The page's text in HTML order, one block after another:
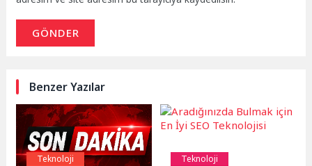
GÖNDER
Benzer Yazılar
Teknoloji Teknoloji